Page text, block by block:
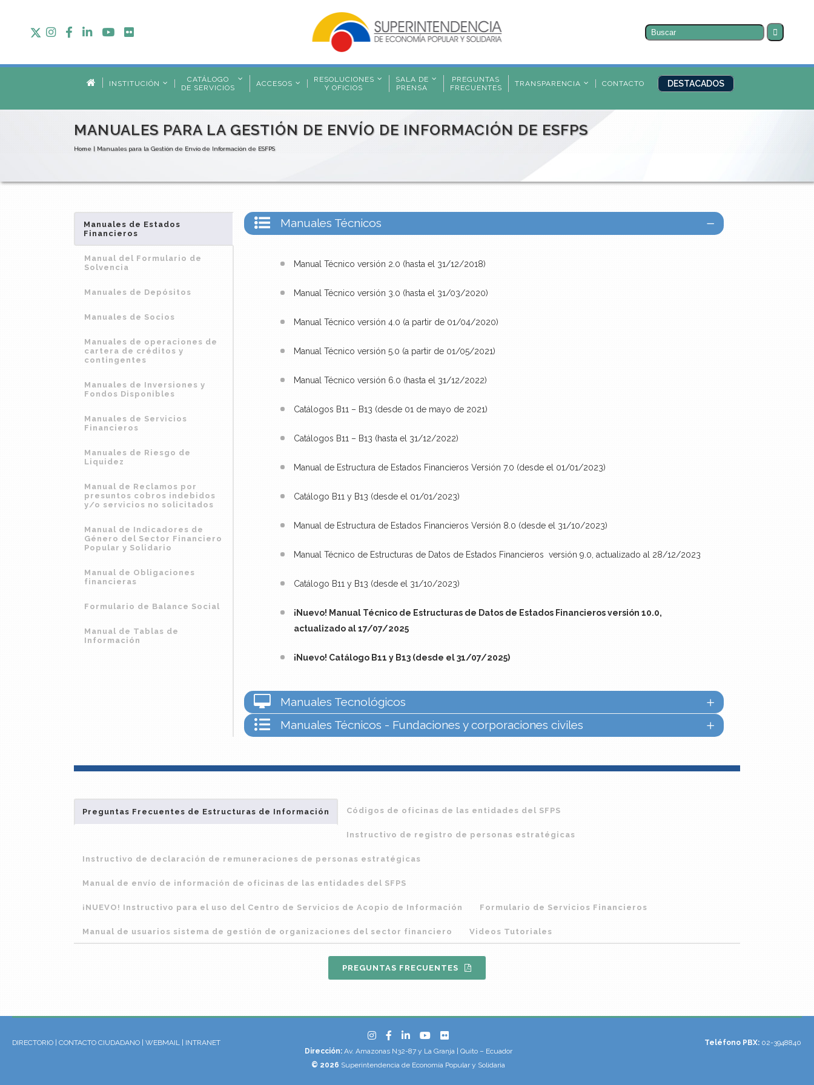
Buscar
INSTITUCIÓN
CATÁLOGO
DE SERVICIOS
ACCESOS
RESOLUCIONES
Y OFICIOS
SALA DE
PRENSA
PREGUNTAS
FRECUENTES
TRANSPARENCIA CONTACTO DESTACADOS
MANUALES PARA LA GESTIÓN DE ENVÍO DE INFORMACIÓN DE ESFPS
Home | Manuales para la Gestión de Envío de Información de ESFPS
Manuales de Estados
Financieros
Manual del Formulario de
Solvencia
Manuales de Depósitos
Manuales de Socios
Manuales de operaciones de
cartera de créditos y
contingentes
Manuales de Inversiones y
Fondos Disponibles
Manuales de Servicios
Financieros
Manuales de Riesgo de
Liquidez
Manual de Reclamos por
presuntos cobros indebidos
y/o servicios no solicitados
Manual de Indicadores de
Género del Sector Financiero
Popular y Solidario
Manual de Obligaciones
financieras
Formulario de Balance Social
Manual de Tablas de
Información
Manuales Técnicos
Manual Técnico versión 2.0 (hasta el 31/12/2018)
Manual Técnico versión 3.0 (hasta el 31/03/2020)
Manual Técnico versión 4.0 (a partir de 01/04/2020)
Manual Técnico versión 5.0 (a partir de 01/05/2021)
Manual Técnico versión 6.0 (hasta el 31/12/2022)
Catálogos B11 – B13 (desde 01 de mayo de 2021)
Catálogos B11 – B13 (hasta el 31/12/2022)
Manual de Estructura de Estados Financieros Versión 7.0 (desde el 01/01/2023)
Catálogo B11 y B13 (desde el 01/01/2023)
Manual de Estructura de Estados Financieros Versión 8.0 (desde el 31/10/2023)
Manual Técnico de Estructuras de Datos de Estados Financieros versión 9.0, actualizado al 28/12/2023
Catálogo B11 y B13 (desde el 31/10/2023)
¡Nuevo! Manual Técnico de Estructuras de Datos de Estados Financieros versión 10.0,
actualizado al 17/07/2025
¡Nuevo! Catálogo B11 y B13 (desde el 31/07/2025)
Manuales Tecnológicos
Manuales Técnicos - Fundaciones y corporaciones civiles
Preguntas Frecuentes de Estructuras de Información Códigos de oficinas de las entidades del SFPS
Instructivo de registro de personas estratégicas
Instructivo de declaración de remuneraciones de personas estratégicas
Manual de envío de información de oficinas de las entidades del SFPS
¡NUEVO! Instructivo para el uso del Centro de Servicios de Acopio de Información Formulario de Servicios Financieros
Manual de usuarios sistema de gestión de organizaciones del sector financiero Videos Tutoriales
PREGUNTAS FRECUENTES
DIRECTORIO CONTACTO CIUDADANO WEBMAIL
INTRANET
Dirección:Av. Amazonas N32-87 y La Granja | Quito – Ecuador
© 2026 Superintendencia de Economía Popular y Solidaria
Teléfono PBX: 02-3948840